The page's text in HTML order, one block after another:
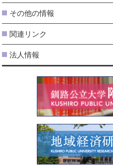
す
その他の情報
関連リンク
法人情報